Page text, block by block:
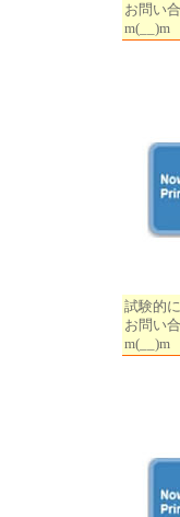
お問い
m(__)m
試験的
お問い
m(__)m